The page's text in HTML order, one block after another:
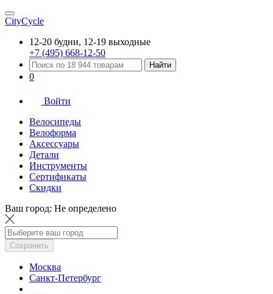
CityCycle
12-20 будни, 12-19 выходные
+7 (495) 668-12-50
Найти
0
Войти
Велосипеды
Велоформа
Аксессуары
Детали
Инструменты
Сертификаты
Скидки
Ваш город: Не определено
Сохранить
Москва
Санкт-Петербург